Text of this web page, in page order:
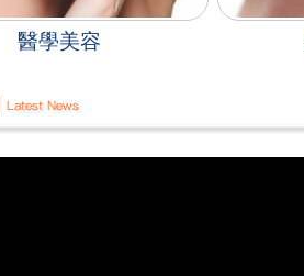
醫學美容
Latest News